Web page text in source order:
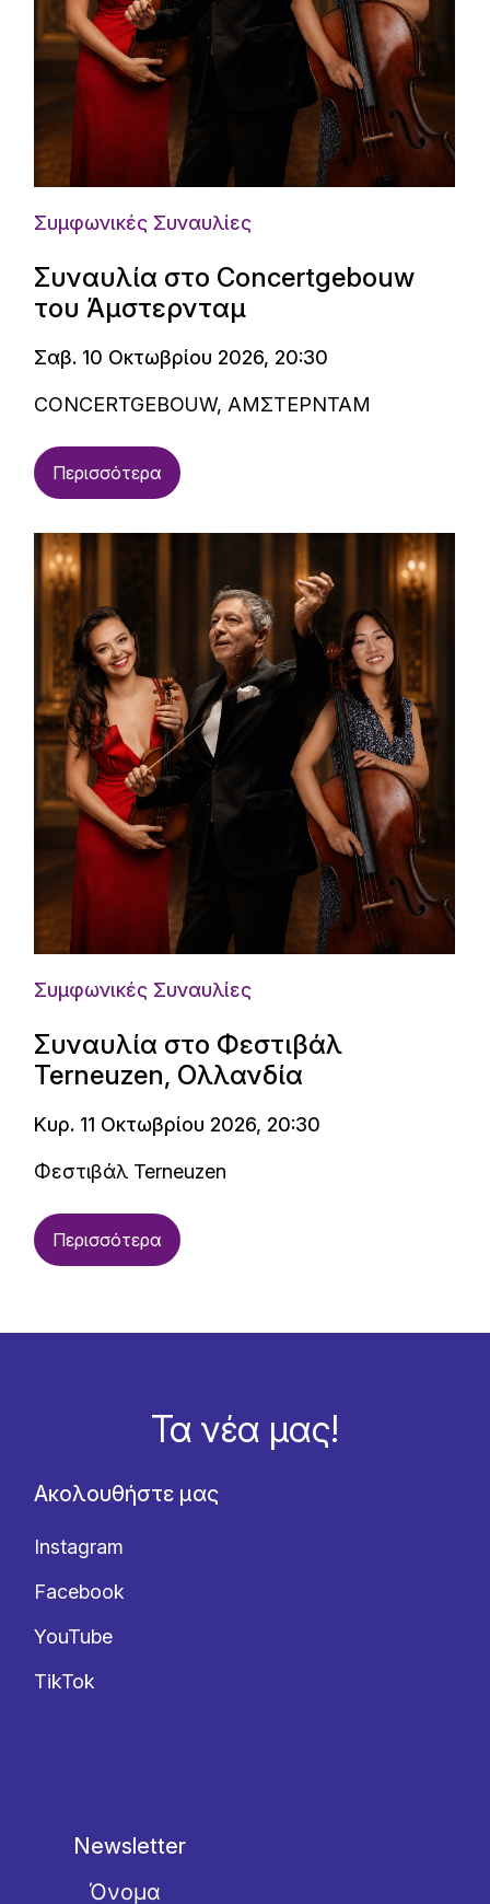
Συμφωνικές Συναυλίες
Συναυλία στο Concertgebouw
του Άμστερνταμ
Σαβ. 10 Οκτωβρίου 2026, 20:30
CONCERTGEBOUW, ΑΜΣΤΕΡΝΤΑΜ
Περισσότερα
Συμφωνικές Συναυλίες
Συναυλία στο Φεστιβάλ
Terneuzen, Ολλανδία
Κυρ. 11 Οκτωβρίου 2026, 20:30
Φεστιβάλ Terneuzen
Περισσότερα
Τα νέα μας!
Ακολουθήστε μας
Instagram
Facebook
YouTube
TikTok
Newsletter